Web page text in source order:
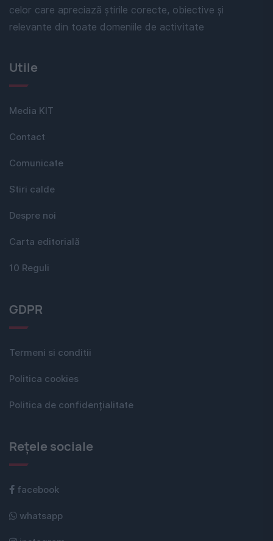
celor care apreciază știrile corecte, obiective și
relevante din toate domeniile de activitate
Utile
Media KIT
Contact
Comunicate
Stiri calde
Despre noi
Carta editorială
10 Reguli
GDPR
Termeni si conditii
Politica cookies
Politica de confidențialitate
Rețele sociale
facebook
whatsapp